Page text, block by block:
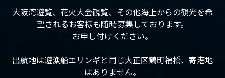
大阪湾遊覧、花火大会観覧、その他海上からの観光を希
望されるお客様も随時募集しております。
お申し付けください。
出航地は遊漁船エリンギと同じ大正区鶴町福橋、寄港地
はありません。